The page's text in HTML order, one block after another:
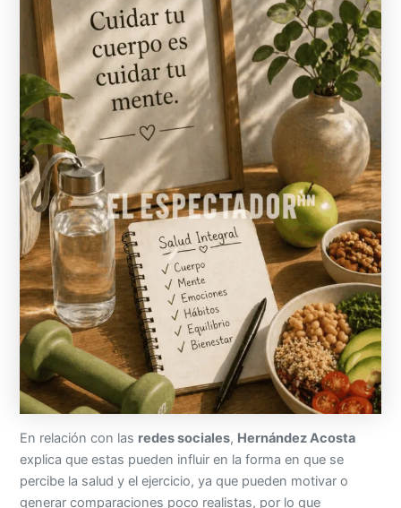
En relación con lasredes sociales,Hernández Acosta
explica que estas pueden influir en la forma en que se
percibe la salud y el ejercicio, ya que pueden motivar o
generar comparaciones poco realistas, por lo que
considera importante desarrollar una mirada más
consciente sobre el contenido que se consume.